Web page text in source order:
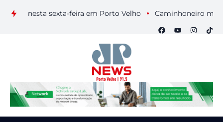
nesta sexta-feira em Porto Velho Caminhoneiro morre